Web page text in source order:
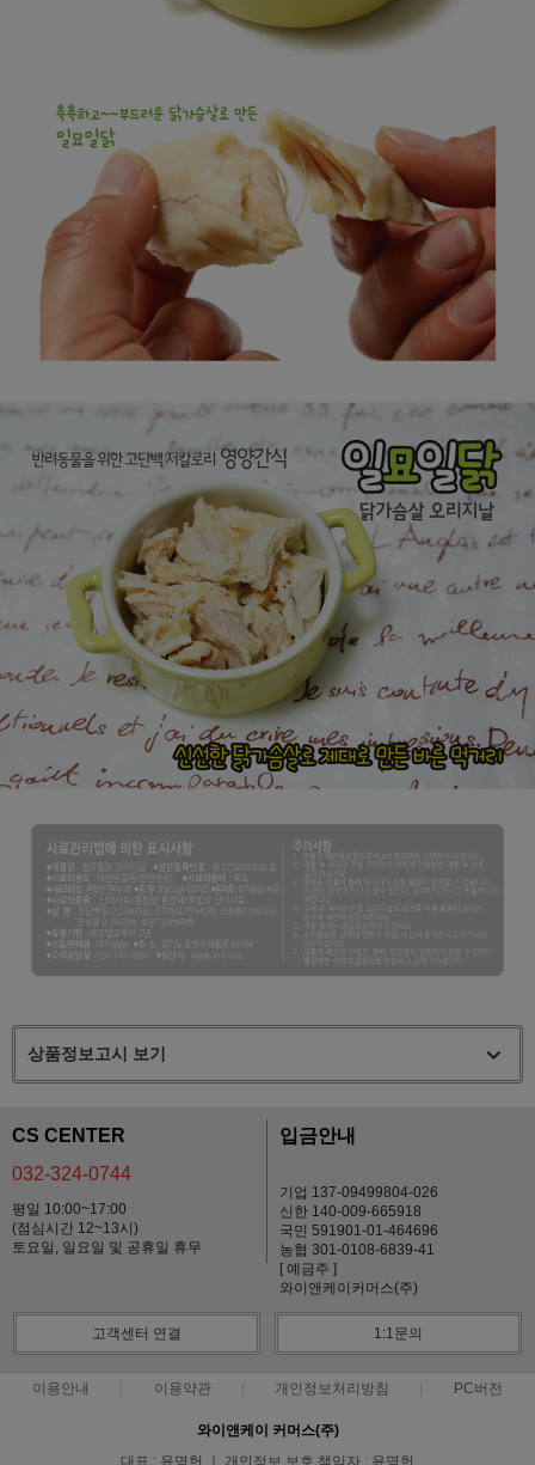
프 하세요!
상품정보고시 보기
CS CENTER
032-324-0744
평일 10:00~17:00
(점심시간 12~13시)
토요일, 일요일 및 공휴일 휴무
입금안내
기업 137-09499804-026
신한 140-009-665918
국민 591901-01-464696
농협 301-0108-6839-41
[ 예금주 ]
와이앤케이커머스(주)
고객센터 연결 1:1문의
이용안내 이용약관 개인정보처리방침 PC버전
와이앤케이 커머스(주)
대표 : 윤명헌 ㅣ 개인정보 보호 책임자 : 윤명헌